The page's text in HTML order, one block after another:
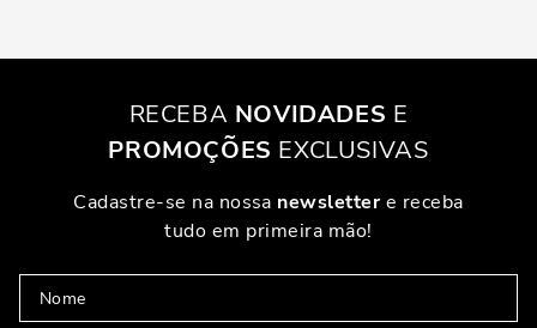
RECEBA NOVIDADES E
PROMOÇÕES EXCLUSIVAS
Cadastre-se na nossa newslettere receba
tudo em primeira mão!